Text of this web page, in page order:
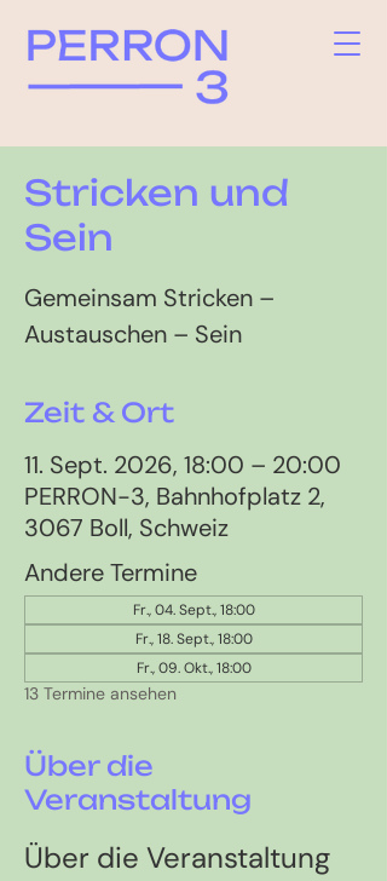
Stricken und
Sein
Gemeinsam Stricken –
Austauschen – Sein
Zeit & Ort
11. Sept. 2026, 18:00 – 20:00
PERRON-3, Bahnhofplatz 2,
3067 Boll, Schweiz
Andere Termine
Fr., 04. Sept., 18:00
Fr., 18. Sept., 18:00
Fr., 09. Okt., 18:00
13 Termine ansehen
Über die
Veranstaltung
Über die Veranstaltung